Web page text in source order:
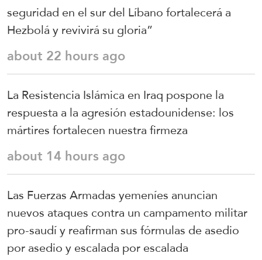
seguridad en el sur del Líbano fortalecerá a
Hezbolá y revivirá su gloria”
about 22 hours ago
La Resistencia Islámica en Iraq pospone la
respuesta a la agresión estadounidense: los
mártires fortalecen nuestra firmeza
about 14 hours ago
Las Fuerzas Armadas yemeníes anuncian
nuevos ataques contra un campamento militar
pro-saudí y reafirman sus fórmulas de asedio
por asedio y escalada por escalada